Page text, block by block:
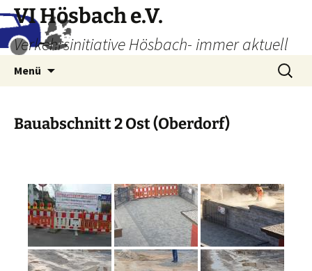
Zum
Inhalt
springen
VI Hösbach e.V.
Verkehrsinitiative Hösbach- immer aktuell
Menü
Suchen
nach:
Bauabschnitt 2 Ost (Oberdorf)